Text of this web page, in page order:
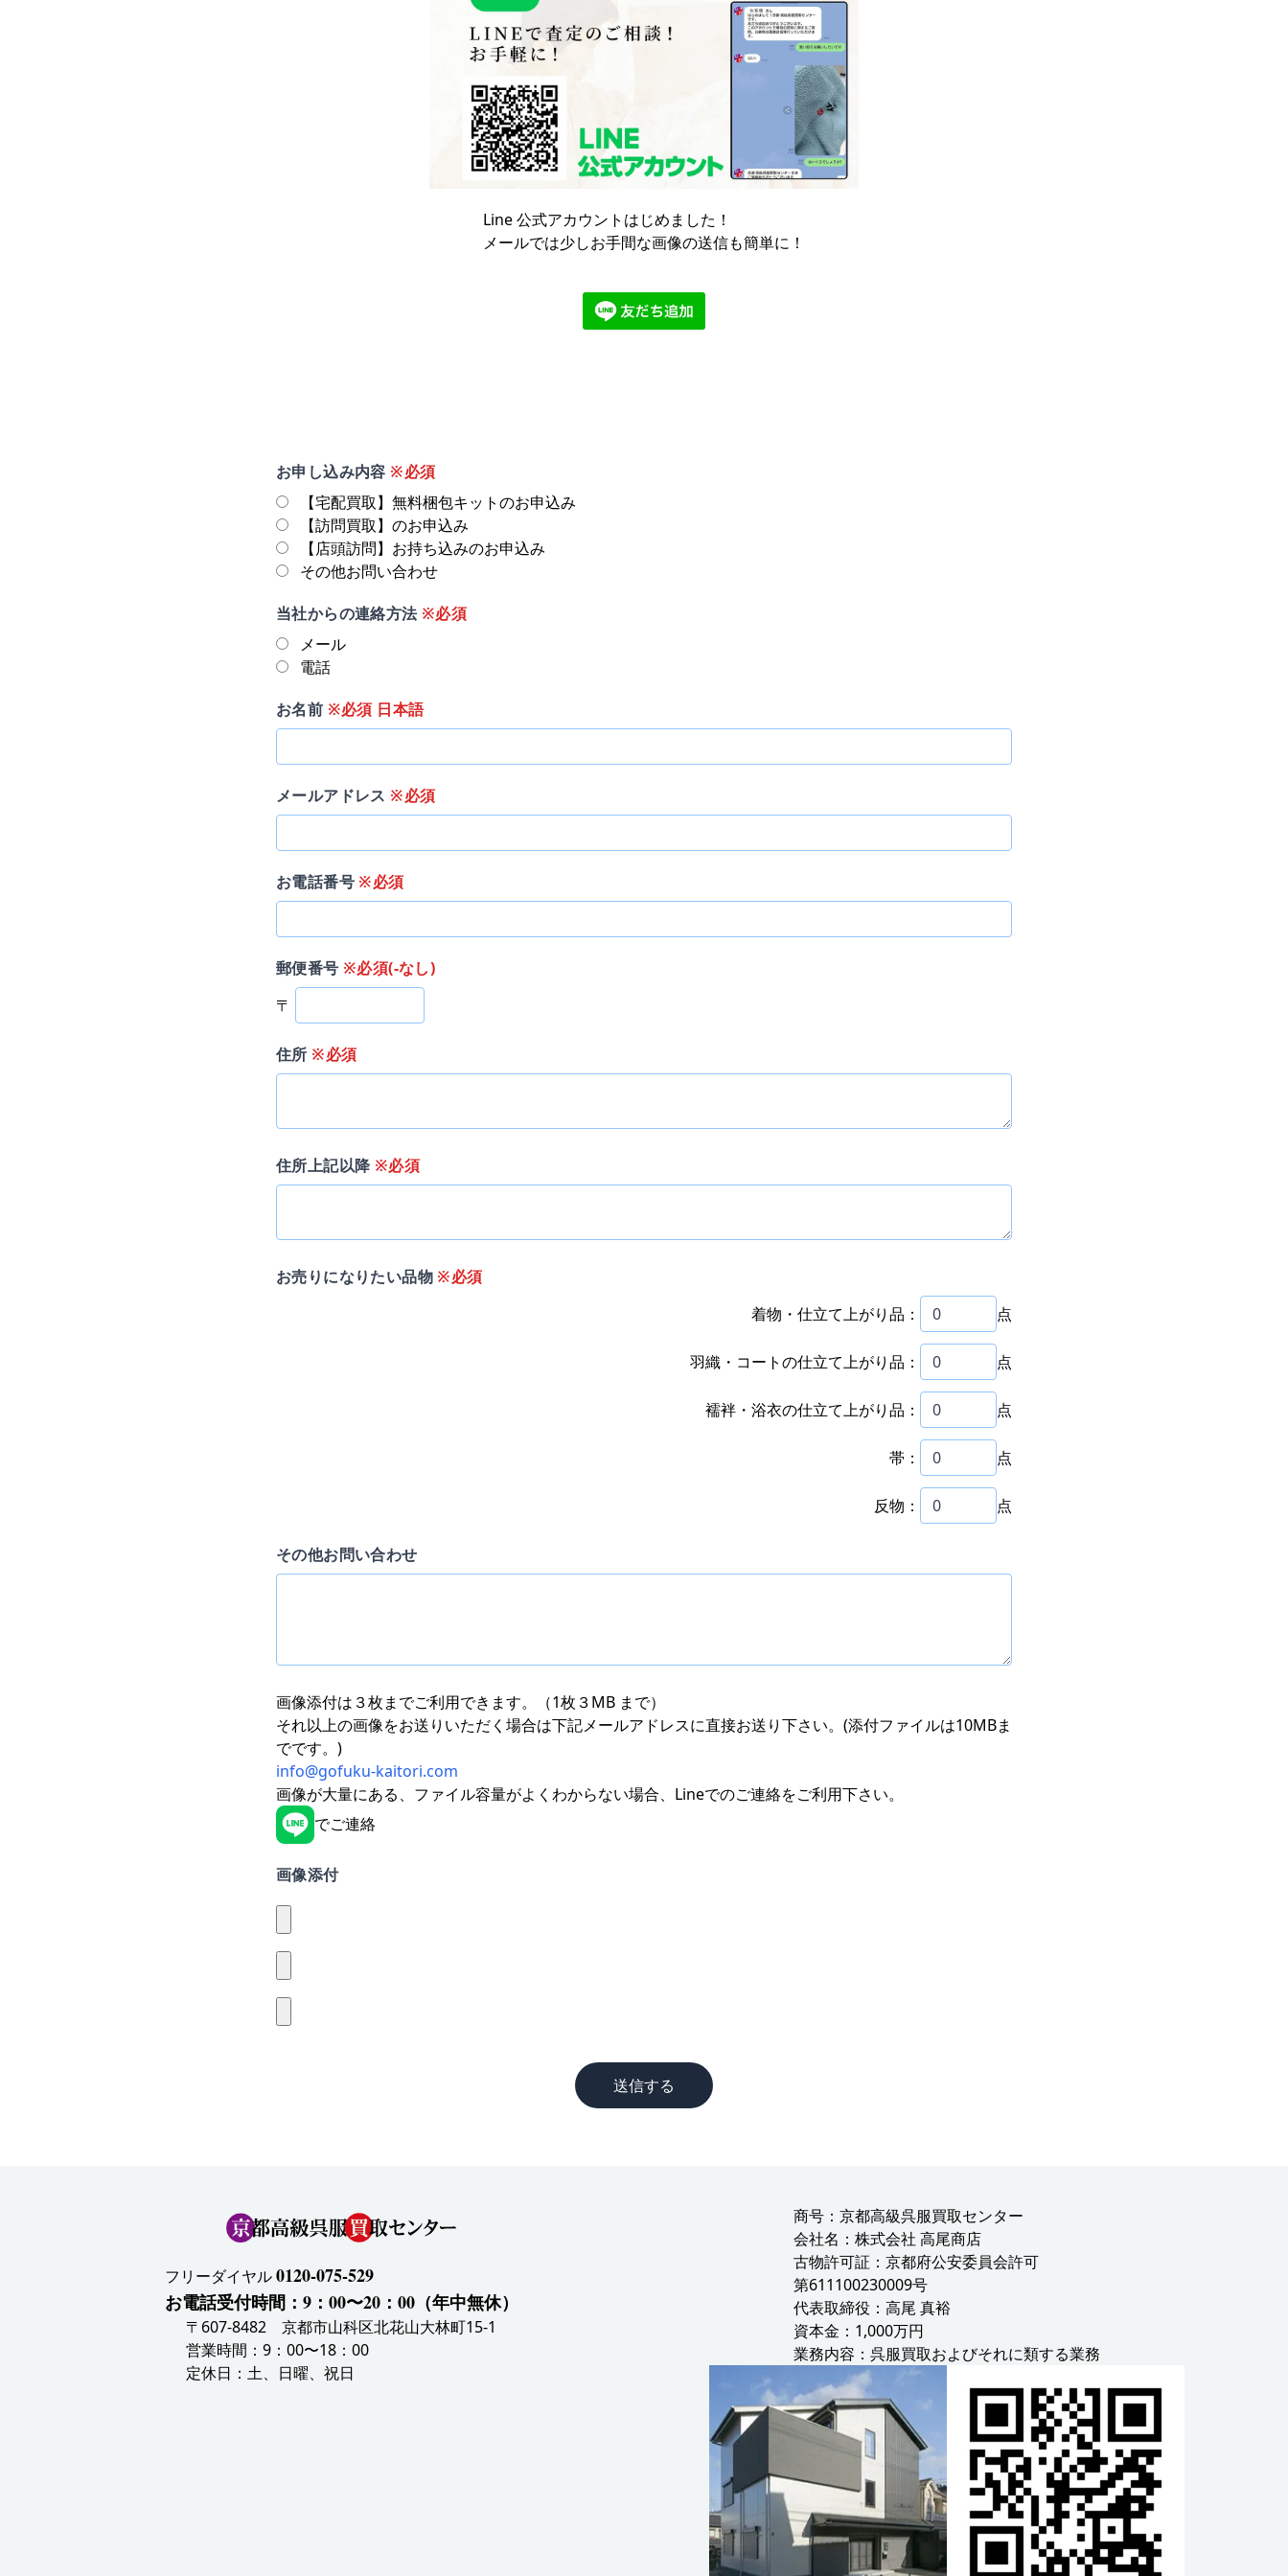
Line 公式アカウントはじめました！
メールでは少しお手間な画像の送信も簡単に！
お申し込み内容 ※必須
【宅配買取】無料梱包キットのお申込み
【訪問買取】のお申込み
【店頭訪問】お持ち込みのお申込み
その他お問い合わせ
当社からの連絡方法※必須
メール
電話
お名前 ※必須 日本語
メールアドレス ※必須
お電話番号 ※必須
郵便番号 ※必須(-なし)
〒
住所 ※必須
住所上記以降 ※必須
お売りになりたい品物 ※必須
着物・仕立て上がり品：
点
羽織・コートの仕立て上がり品： 点
襦袢・浴衣の仕立て上がり品： 点
帯： 点
反物： 点
その他お問い合わせ
画像添付は３枚までご利用できます。（1枚３MB まで）
それ以上の画像をお送りいただく場合は下記メールアドレスに直接お送り下さい。(添付ファイルは10MBま
でです。)
info@gofuku-kaitori.com
画像が大量にある、ファイル容量がよくわからない場合、Lineでのご連絡をご利用下さい。
でご連絡
画像添付
送信する
フリーダイヤル0120-075-529
お電話受付時間：9：00〜20：00（年中無休）
〒607-8482 京都市山科区北花山大林町15-1
営業時間：9：00〜18：00
定休日：土、日曜、祝日
商号：京都高級呉服買取センター
会社名：株式会社 高尾商店
古物許可証：京都府公安委員会許可
第611100230009号
代表取締役：高尾 真裕
資本金：1,000万円
業務内容：呉服買取およびそれに類する業務